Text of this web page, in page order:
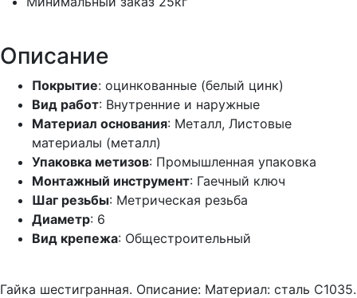
Описание
Покрытие: оцинкованные (белый цинк)
Вид работ: Внутренние и наружные
Материал основания: Металл, Листовые
материалы (металл)
Упаковка метизов: Промышленная упаковка
Монтажный инструмент: Гаечный ключ
Шаг резьбы: Метрическая резьба
Диаметр: 6
Вид крепежа: Общестроительный
Гайка шестигранная. Описание: Материал: сталь С1035.